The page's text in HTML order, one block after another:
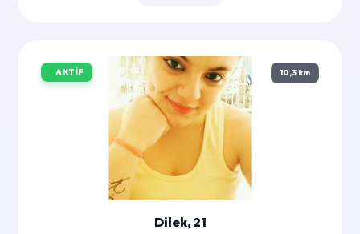
AKTIF 10,3 km
Dilek, 21